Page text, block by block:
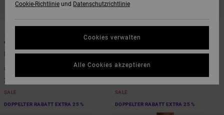
3
VA Sport Vent
Männer Blau Kurzärmliges Oberteil
50,00 €
26,25 €
SALE
DOPPELTER RABATT EXTRA 25 %
3
Männer Grün Kurzärmliges Oberteil
50,00 € 48%
SALE
DOPPELTER RABATT EXTRA 25 %
Cookie-Richtlinie und Datenschutzrichtlinie
Cookies verwalten
Alle Cookies akzeptieren